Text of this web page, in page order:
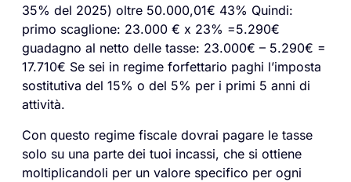
35% del 2025) oltre 50.000,01€ 43% Quindi:
primo scaglione: 23.000 € x 23% =5.290€
guadagno al netto delle tasse: 23.000€ – 5.290€ =
17.710€ Se sei in regime forfettario paghi l’imposta
sostitutiva del 15% o del 5% per i primi 5 anni di
attività.
Con questo regime fiscale dovrai pagare le tasse
solo su una parte dei tuoi incassi, che si ottiene
moltiplicandoli per un valore specifico per ogni